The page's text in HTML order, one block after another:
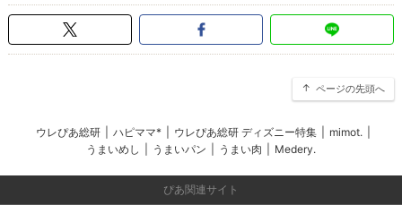
ページの先頭へ
ウレぴあ総研 ハピママ* ウレぴあ総研 ディズニー特集 mimot.
うまいめし
うまいパン うまい肉 Medery.
ぴあ関連サイト